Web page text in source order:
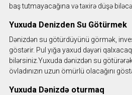
baş tutmayacağına və təxirə düşə
Yuxuda Denizden Su Götürmek
Dənizdən su götürdüyünü görmək,
göstərir. Pul yığa yaxud dəyəri
bilərsiniz.Yuxuda dənizdən su
övladınızın uzun ömürlü olacağını
Yuxuda Dənizdə oturmaq